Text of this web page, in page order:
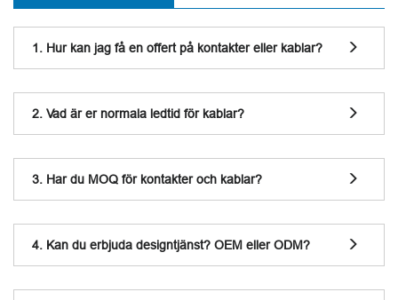
1. Hur kan jag få en offert på kontakter eller kablar?
2. Vad är er normala ledtid för kablar?
3. Har du MOQ för kontakter och kablar?
4. Kan du erbjuda designtjänst? OEM eller ODM?